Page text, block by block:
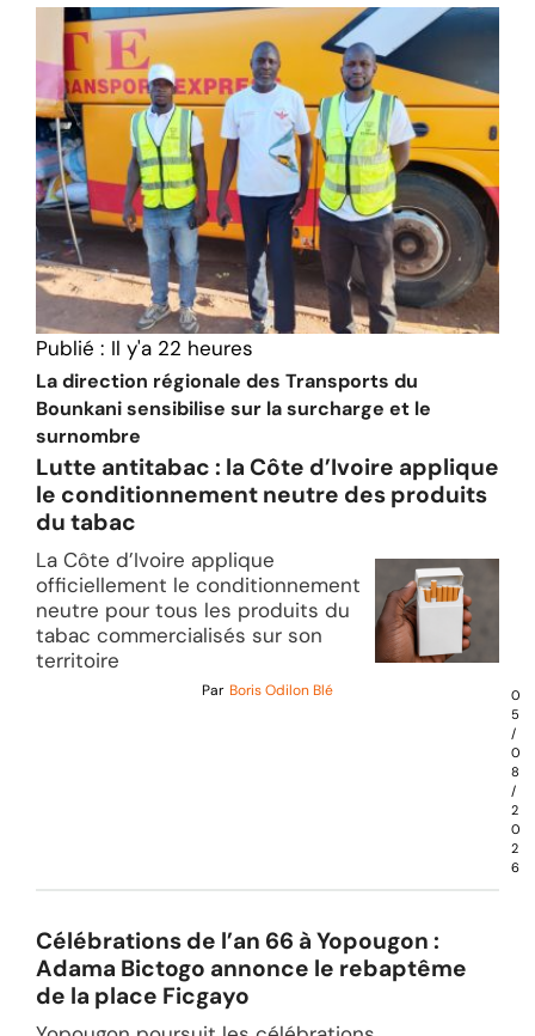
Publié : Il y'a 22 heures
La direction régionale des Transports du
Bounkani sensibilise sur la surcharge et le
surnombre
Lutte antitabac : la Côte d’Ivoire applique
le conditionnement neutre des produits
du tabac
La Côte d’Ivoire applique
officiellement le conditionnement
neutre pour tous les produits du
tabac commercialisés sur son
territoire
Par Boris Odilon Blé
0
5
/
0
8
/
2
0
2
6
Célébrations de l’an 66 à Yopougon :
Adama Bictogo annonce le rebaptême
de la place Ficgayo